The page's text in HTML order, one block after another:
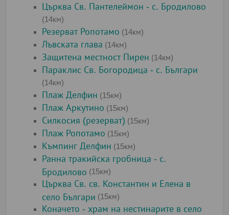
Църква Св. Пантелеймон - с. Бродилово
(14км)
Резерват Ропотамо (14км)
Лъвската глава (14км)
Защитена местност Пирен (14км)
Параклис Св. Богородица - с. Българи
(14км)
Плаж Делфин (15км)
Плаж Аркутино (15км)
Силкосия (резерват) (15км)
Плаж Ропотамо (15км)
Къмпинг Делфин (15км)
Ранна тракийска гробница - с.
Бродилово (15км)
Църква Св. св. Константин и Елена в
село Българи (15км)
Коначето - храм на нестинарите в село